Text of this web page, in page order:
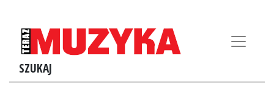
SZUKAJ